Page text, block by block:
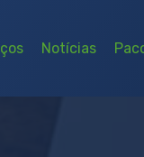
Notícias